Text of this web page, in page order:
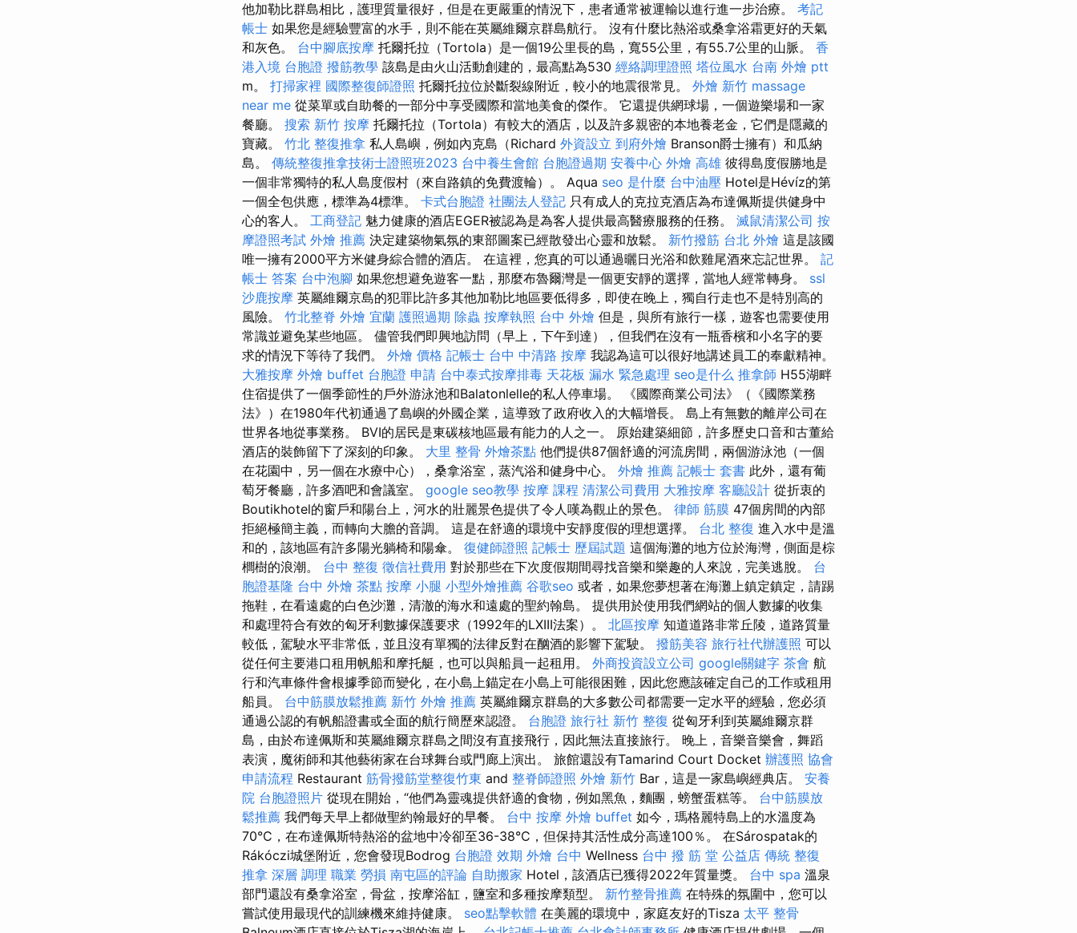
他加勒比群島相比，護理質量很好，但是在更嚴重的情況下，患者通常被運輸以進行進一步治療。 考記
帳士 如果您是經驗豐富的水手，則不能在英屬維爾京群島航行。 沒有什麼比熱浴或桑拿浴霜更好的天氣
和灰色。 台中腳底按摩 托爾托拉（Tortola）是一個19公里長的島，寬55公里，有55.7公里的山脈。 香
港入境 台胞證 撥筋教學 該島是由火山活動創建的，最高點為530 經絡調理證照 塔位風水 台南 外燴 ptt
m。 打掃家裡 國際整復師證照 托爾托拉位於斷裂線附近，較小的地震很常見。 外燴 新竹 massage
near me 從菜單或自助餐的一部分中享受國際和當地美食的傑作。 它還提供網球場，一個遊樂場和一家
餐廳。 搜索 新竹 按摩 托爾托拉（Tortola）有較大的酒店，以及許多親密的本地養老金，它們是隱藏的
寶藏。 竹北 整復推拿 私人島嶼，例如內克島（Richard 外資設立 到府外燴 Branson爵士擁有）和瓜納
島。 傳統整復推拿技術士證照班2023 台中養生會館 台胞證過期 安養中心 外燴 高雄 彼得島度假勝地是
一個非常獨特的私人島度假村（來自路鎮的免費渡輪）。 Aqua seo 是什麼 台中油壓 Hotel是Hévíz的第
一個全包供應，標準為4標準。 卡式台胞證 社團法人登記 只有成人的克拉克酒店為布達佩斯提供健身中
心的客人。 工商登記 魅力健康的酒店EGER被認為是為客人提供最高醫療服務的任務。 滅鼠清潔公司 按
摩證照考試 外燴 推薦 決定建築物氣氛的東部圖案已經散發出心靈和放鬆。 新竹撥筋 台北 外燴 這是該國
唯一擁有2000平方米健身綜合體的酒店。 在這裡，您真的可以通過曬日光浴和飲雞尾酒來忘記世界。 記
帳士 答案 台中泡腳 如果您想避免遊客一點，那麼布魯爾灣是一個更安靜的選擇，當地人經常轉身。 ssl
沙鹿按摩 英屬維爾京島的犯罪比許多其他加勒比地區要低得多，即使在晚上，獨自行走也不是特別高的
風險。 竹北整脊 外燴 宜蘭 護照過期 除蟲 按摩執照 台中 外燴 但是，與所有旅行一樣，遊客也需要使用
常識並避免某些地區。 儘管我們即興地訪問（早上，下午到達），但我們在沒有一瓶香檳和小名字的要
求的情況下等待了我們。 外燴 價格 記帳士 台中 中清路 按摩 我認為這可以很好地講述員工的奉獻精神。
大雅按摩 外燴 buffet 台胞證 申請 台中泰式按摩排毒 天花板 漏水 緊急處理 seo是什么 推拿師 H55湖畔
住宿提供了一個季節性的戶外游泳池和Balatonlelle的私人停車場。 《國際商業公司法》（《國際業務
法》）在1980年代初通過了島嶼的外國企業，這導致了政府收入的大幅增長。 島上有無數的離岸公司在
世界各地從事業務。 BVI的居民是東碳核地區最有能力的人之一。 原始建築細節，許多歷史口音和古董給
酒店的裝飾留下了深刻的印象。 大里 整骨 外燴茶點 他們提供87個舒適的河流房間，兩個游泳池（一個
在花園中，另一個在水療中心），桑拿浴室，蒸汽浴和健身中心。 外燴 推薦 記帳士 套書 此外，還有葡
萄牙餐廳，許多酒吧和會議室。 google seo教學 按摩 課程 清潔公司費用 大雅按摩 客廳設計 從折衷的
Boutikhotel的窗戶和陽台上，河水的壯麗景色提供了令人嘆為觀止的景色。 律師 筋膜 47個房間的內部
拒絕極簡主義，而轉向大膽的音調。 這是在舒適的環境中安靜度假的理想選擇。 台北 整復 進入水中是溫
和的，該地區有許多陽光躺椅和陽傘。 復健師證照 記帳士 歷屆試題 這個海灘的地方位於海灣，側面是棕
櫚樹的浪潮。 台中 整復 徵信社費用 對於那些在下次度假期間尋找音樂和樂趣的人來說，完美逃脫。 台
胞證基隆 台中 外燴 茶點 按摩 小腿 小型外燴推薦 谷歌seo 或者，如果您夢想著在海灘上鎮定鎮定，請踢
拖鞋，在看遠處的白色沙灘，清澈的海水和遠處的聖約翰島。 提供用於使用我們網站的個人數據的收集
和處理符合有效的匈牙利數據保護要求（1992年的LXIII法案）。 北區按摩 知道道路非常丘陵，道路質量
較低，駕駛水平非常低，並且沒有單獨的法律反對在酗酒的影響下駕駛。 撥筋美容 旅行社代辦護照 可以
從任何主要港口租用帆船和摩托艇，也可以與船員一起租用。 外商投資設立公司 google關鍵字 茶會 航
行和汽車條件會根據季節而變化，在小島上錨定在小島上可能很困難，因此您應該確定自己的工作或租用
船員。 台中筋膜放鬆推薦 新竹 外燴 推薦 英屬維爾京群島的大多數公司都需要一定水平的經驗，您必須
通過公認的有帆船證書或全面的航行簡歷來認證。 台胞證 旅行社 新竹 整復 從匈牙利到英屬維爾京群
島，由於布達佩斯和英屬維爾京群島之間沒有直接飛行，因此無法直接旅行。 晚上，音樂音樂會，舞蹈
表演，魔術師和其他藝術家在台球舞台或門廊上演出。 旅館還設有Tamarind Court Docket 辦護照 協會
申請流程 Restaurant 筋骨撥筋堂整復竹東 and 整脊師證照 外燴 新竹 Bar，這是一家島嶼經典店。 安養
院 台胞證照片 從現在開始，“他們為靈魂提供舒適的食物，例如黑魚，麵團，螃蟹蛋糕等。 台中筋膜放
鬆推薦 我們每天早上都做聖約翰最好的早餐。 台中 按摩 外燴 buffet 如今，瑪格麗特島上的水溫度為
70°C，在布達佩斯特熱浴的盆地中冷卻至36-38°C，但保持其活性成分高達100％。 在Sárospatak的
Rákóczi城堡附近，您會發現Bodrog 台胞證 效期 外燴 台中 Wellness 台中 撥 筋 堂 公益店 傳統 整復
推拿 深層 調理 職業 勞損 南屯區的評論 自助搬家 Hotel，該酒店已獲得2022年質量獎。 台中 spa 溫泉
部門還設有桑拿浴室，骨盆，按摩浴缸，鹽室和多種按摩類型。 新竹整骨推薦 在特殊的氛圍中，您可以
嘗試使用最現代的訓練機來維持健康。 seo點擊軟體 在美麗的環境中，家庭友好的Tisza 太平 整骨